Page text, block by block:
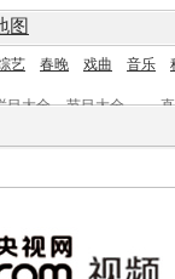
图
艺 春晚 戏曲 音乐
目大全 节目大全